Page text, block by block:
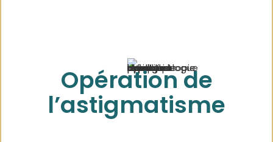
Opération de
l’astigmatisme